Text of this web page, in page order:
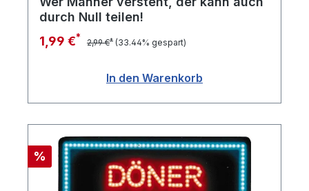
durch Null teilen!
1,99 €* 2,99 €* (33.44% gespart)
In den Warenkorb
Rabatt
%